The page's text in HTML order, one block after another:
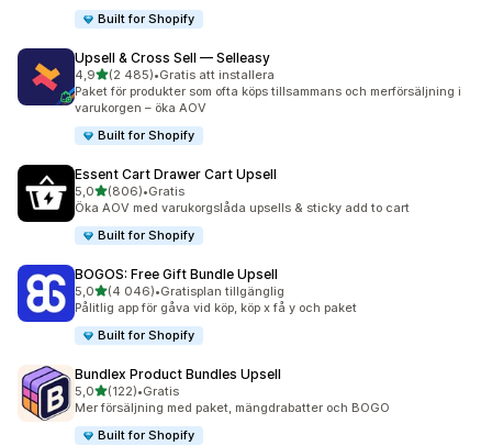
Built for Shopify
Upsell & Cross Sell — Selleasy
4,9av 5 stjärnor
(2 485)
2485 recensioner totalt
•Gratis att installera
Paket för produkter som ofta köps tillsammans och merförsäljning i
varukorgen – öka AOV
Built for Shopify
Essent Cart Drawer Cart Upsell
5,0av 5 stjärnor
(806)
806 recensioner totalt
•Gratis
Öka AOV med varukorgslåda upsells & sticky add to cart
Built for Shopify
BOGOS: Free Gift Bundle Upsell
5,0av 5 stjärnor
(4 046)
4046 recensioner totalt
•Gratisplan tillgänglig
Pålitlig app för gåva vid köp, köp x få y och paket
Built for Shopify
Bundlex Product Bundles Upsell
5,0av 5 stjärnor
(122)
122 recensioner totalt
•Gratis
Mer försäljning med paket, mängdrabatter och BOGO
Built for Shopify